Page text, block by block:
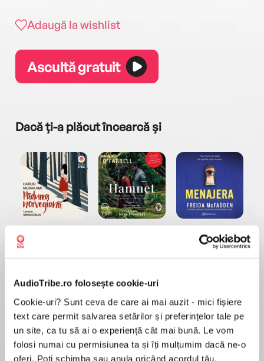
AudioTribe.ro folosește cookie-uri
Cookie-uri? Sunt ceva de care ai mai auzit - mici fișiere
text care permit salvarea setărilor și preferințelor tale pe
un site, ca tu să ai o experiență cât mai bună. Le vom
folosi numai cu permisiunea ta și îți mulțumim dacă ne-o
oferi. Poți schimba sau anula oricând acordul tău.
Adaugă la wishlist
Ascultă gratuit
Dacă ți-a plăcut încearcă și
Elita de Argint (Elita
de...
Dani Francis
Diavolul se îmbracă de
la...
Lauren Weisberger
Freida McFadden
Sohn Won-pyung